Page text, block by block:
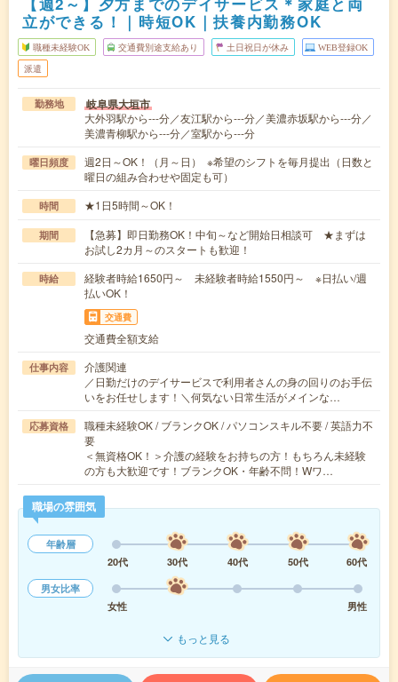
立ができる！｜時短OK｜扶養内勤務OK
職種未経験OK 交通費別途支給あり 土日祝日が休み WEB登録OK
派遣
勤務地 岐阜県大垣市
大外羽駅から---分／友江駅から---分／美濃赤坂駅から---分／
美濃青柳駅から---分／室駅から---分
曜日頻度
週2日～OK！（月～日） ※希望のシフトを毎月提出（日数と
曜日の組み合わせや固定も可）
時間 ★1日5時間～OK！
期間
【急募】即日勤務OK！中旬～など開始日相談可 ★まずは
お試し2カ月～のスタートも歓迎！
時給
経験者時給1650円～ 未経験者時給1550円～ ※日払い/週
払いOK！
交通費
交通費全額支給
仕事内容
介護関連
／日勤だけのデイサービスで利用者さんの身の回りのお手伝
いをお任せします！＼何気ない日常生活がメインな…
応募資格
職種未経験OK / ブランクOK / パソコンスキル不要 / 英語力不
要
＜無資格OK！＞介護の経験をお持ちの方！もちろん未経験
の方も大歓迎です！ブランクOK・年齢不問！Wワ…
職場の雰囲気
年齢層
20代
30代 40代 50代
60代
男女比率
女性
男性
もっと見る